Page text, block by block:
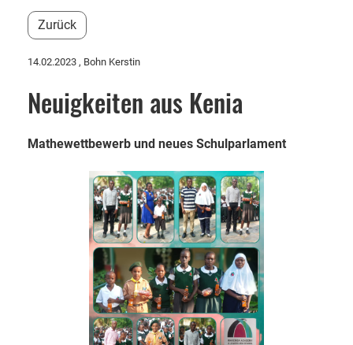
Zurück
14.02.2023 , Bohn Kerstin
Neuigkeiten aus Kenia
Mathewettbewerb und neues Schulparlament